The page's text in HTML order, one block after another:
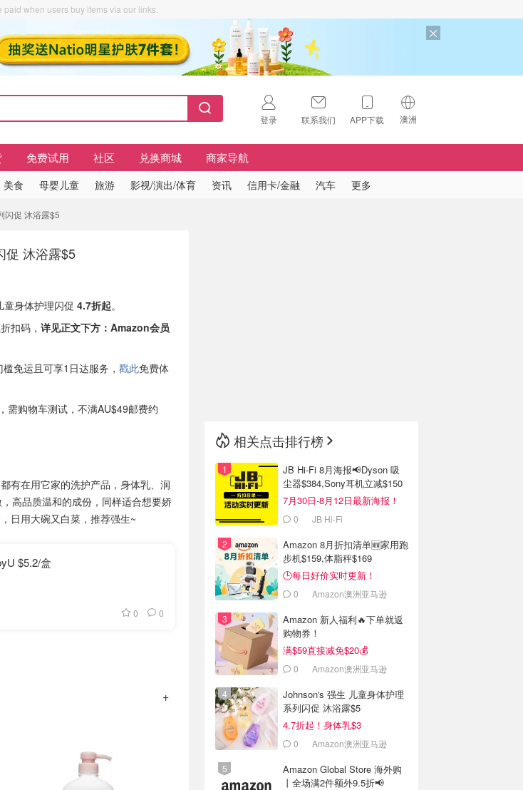
paid when users buy items via our links.
登录 联系我们 APP下载 澳洲
🇺🇸
🇨🇳中国
免费试用 社区 兑换商城 商家导航
美食 母婴儿童 旅游 影视/演出/体育 资讯 信用卡/金融 汽车 更多
闪促 沐浴露$5
促 沐浴露$5
身体护理闪促 4.7折起。
扣码， 详见正文下方：Amazon会员
槛免运且可享1日达服务， 戳此免费体
需购物车测试，不满AU$49邮费约
有在用它家的洗护产品，身体乳、润
高品质温和的成份，同样适合想要娇
日用大碗又白菜，推荐强生~
$5.2/盒
0 0
相关点击排行榜
JB Hi-Fi 8月海报📢Dyson 吸
尘器$384,Sony耳机立减$150
7月30日-8月12日最新海报！
0 JB Hi-Fi
Amazon 8月折扣清单🆕家用跑
步机$159,体脂秤$169
🕒每日好价实时更新！
0 Amazon澳洲亚马逊
Amazon 新人福利🔥下单就返
购物券！
满$59直接减免$20💰
0 Amazon澳洲亚马逊
Johnson's 强生 儿童身体护理
系列闪促 沐浴露$5
4.7折起！身体乳$3
0 Amazon澳洲亚马逊
Amazon Global Store 海外购
丨全场满2件额外9.5折📢